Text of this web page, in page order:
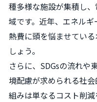
種多様な施設が集積し
域です。近年、エネル
熱費に頭を悩ませてい
しょう。
さらに、SDGsの流れや
境配慮が求められる社
組みは単なるコスト削